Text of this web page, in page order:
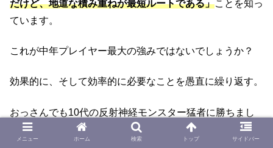
だけど、地道な積み重ねが最短ルートである」ことを知っ
ています。
これが中年プレイヤー最大の強みではないでしょうか？
効果的に、そして効率的に必要なことを愚直に繰り返す。
おっさんでも10代の反射神経モンスター猛者に勝ちまし
ょう。
メニュー ホーム 検索 トップ サイドバー